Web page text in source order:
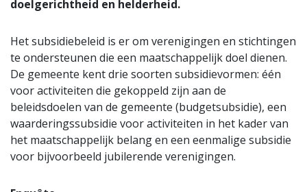
doelgerichtheid en helderheid.
Het subsidiebeleid is er om verenigingen en stichtingen
te ondersteunen die een maatschappelijk doel dienen.
De gemeente kent drie soorten subsidievormen: één
voor activiteiten die gekoppeld zijn aan de
beleidsdoelen van de gemeente (budgetsubsidie), een
waarderingssubsidie voor activiteiten in het kader van
het maatschappelijk belang en een eenmalige subsidie
voor bijvoorbeeld jubilerende verenigingen.